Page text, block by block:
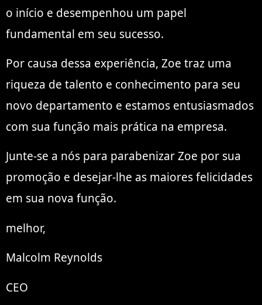
o início e desempenhou um papel
fundamental em seu sucesso.
Por causa dessa experiência, Zoe traz uma
riqueza de talento e conhecimento para seu
novo departamento e estamos entusiasmados
com sua função mais prática na empresa.
Junte-se a nós para parabenizar Zoe por sua
promoção e desejar-lhe as maiores felicidades
em sua nova função.
melhor,
Malcolm Reynolds
CEO